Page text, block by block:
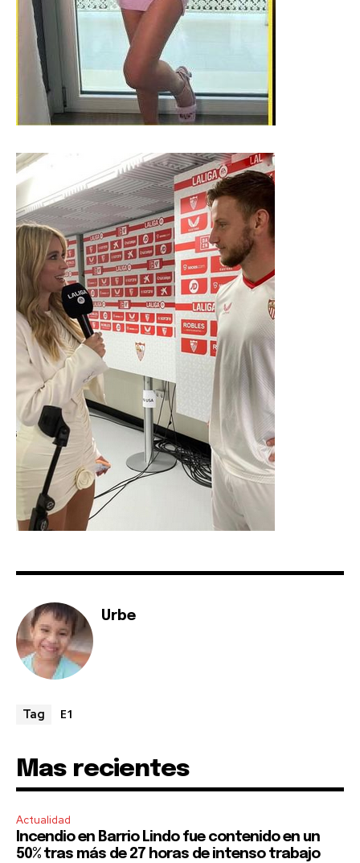
SUBSCRIBE
I've read and accept the Privacy Policy
Urbe
Tag E1
Mas recientes
Actualidad
Incendio en Barrio Lindo fue contenido en un
50% tras más de 27 horas de intenso trabajo